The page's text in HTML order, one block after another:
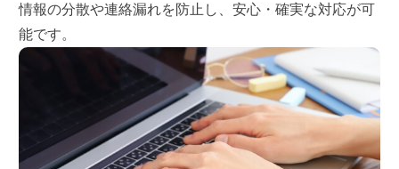
情報の分散や連絡漏れを防止し、安心・確実な対応が可
能です。